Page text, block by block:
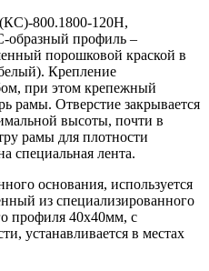
800.1800-120Н,
образный профиль –
порошковой краской в
Крепление
при этом крепежный
рамы. Отверстие закрывается
высоты, почти в
рамы для плотности
специальная лента.
основания, используется
из специализированного
профиля 40х40мм, с
устанавливается в местах